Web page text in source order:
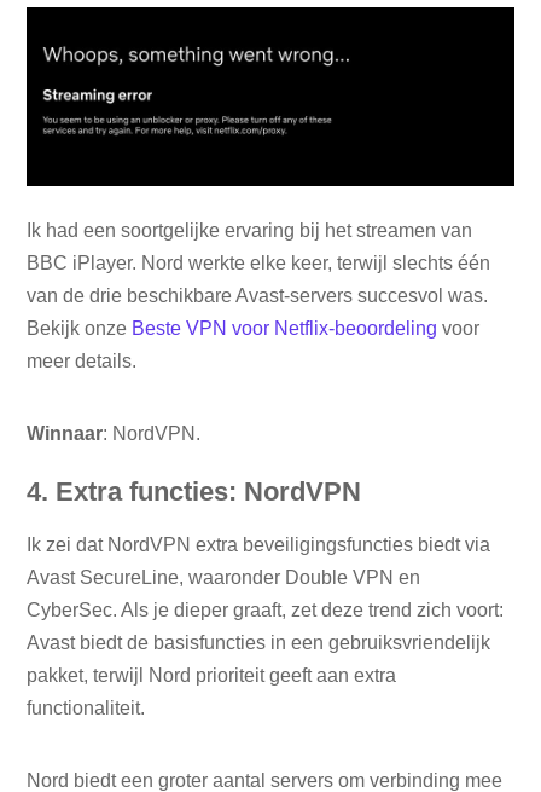
Ik had een soortgelijke ervaring bij het streamen van
BBC iPlayer. Nord werkte elke keer, terwijl slechts één
van de drie beschikbare Avast-servers succesvol was.
Bekijk onze Beste VPN voor Netflix-beoordeling voor
meer details.
Winnaar: NordVPN.
4. Extra functies: NordVPN
Ik zei dat NordVPN extra beveiligingsfuncties biedt via
Avast SecureLine, waaronder Double VPN en
CyberSec. Als je dieper graaft, zet deze trend zich voort:
Avast biedt de basisfuncties in een gebruiksvriendelijk
pakket, terwijl Nord prioriteit geeft aan extra
functionaliteit.
Nord biedt een groter aantal servers om verbinding mee